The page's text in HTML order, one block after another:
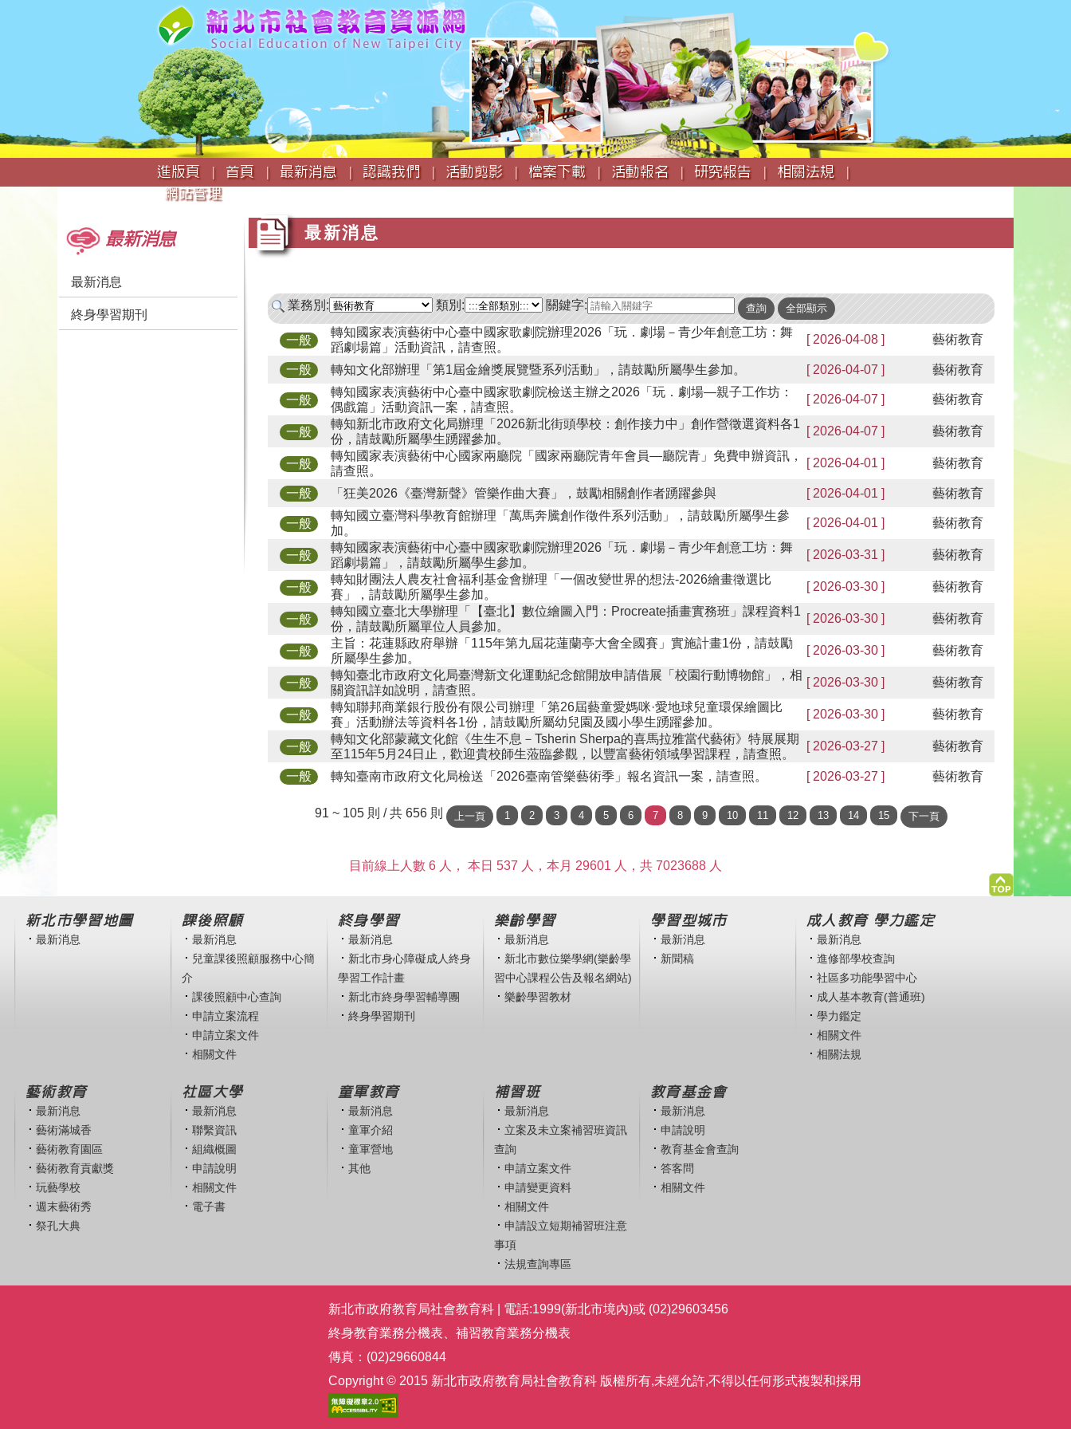
跳
到
主
要
內
容
:::
進版頁 |
首頁 | 最新消息 | 認識我們 | 活動剪影 | 檔案下載 | 活動報名 | 研究報告 |
相關法規 |
網站管理
最新消息
最新消息
終身學習期刊
最新消息
業務別: 類別: 關鍵字:
一般
轉知國家表演藝術中心臺中國家歌劇院辦理2026「玩．劇場－青少年創意工坊：舞
蹈劇場篇」活動資訊，請查照。
[ 2026-04-08 ] 藝術教育
一般 轉知文化部辦理「第1屆金繪獎展覽暨系列活動」，請鼓勵所屬學生參加。 [ 2026-04-07 ] 藝術教育
一般
轉知國家表演藝術中心臺中國家歌劇院檢送主辦之2026「玩．劇場—親子工作坊：
偶戲篇」活動資訊一案，請查照。
[ 2026-04-07 ] 藝術教育
一般
轉知新北市政府文化局辦理「2026新北街頭學校：創作接力中」創作營徵選資料各1
份，請鼓勵所屬學生踴躍參加。
[ 2026-04-07 ] 藝術教育
一般
轉知國家表演藝術中心國家兩廳院「國家兩廳院青年會員—廳院青」免費申辦資訊，
請查照。
[ 2026-04-01 ] 藝術教育
一般 「狂美2026《臺灣新聲》管樂作曲大賽」，鼓勵相關創作者踴躍參與 [ 2026-04-01 ] 藝術教育
一般
轉知國立臺灣科學教育館辦理「萬馬奔騰創作徵件系列活動」，請鼓勵所屬學生參
加。
[ 2026-04-01 ] 藝術教育
一般
轉知國家表演藝術中心臺中國家歌劇院辦理2026「玩．劇場－青少年創意工坊：舞
蹈劇場篇」，請鼓勵所屬學生參加。
[ 2026-03-31 ] 藝術教育
一般
轉知財團法人農友社會福利基金會辦理「一個改變世界的想法-2026繪畫徵選比
賽」，請鼓勵所屬學生參加。
[ 2026-03-30 ] 藝術教育
一般
轉知國立臺北大學辦理「【臺北】數位繪圖入門：Procreate插畫實務班」課程資料1
份，請鼓勵所屬單位人員參加。
[ 2026-03-30 ] 藝術教育
一般
主旨：花蓮縣政府舉辦「115年第九屆花蓮蘭亭大會全國賽」實施計畫1份，請鼓勵
所屬學生參加。
[ 2026-03-30 ] 藝術教育
一般
轉知臺北市政府文化局臺灣新文化運動紀念館開放申請借展「校園行動博物館」，相
關資訊詳如說明，請查照。
[ 2026-03-30 ] 藝術教育
一般
轉知聯邦商業銀行股份有限公司辦理「第26屆藝童愛媽咪·愛地球兒童環保繪圖比
賽」活動辦法等資料各1份，請鼓勵所屬幼兒園及國小學生踴躍參加。
[ 2026-03-30 ] 藝術教育
一般
轉知文化部蒙藏文化館《生生不息－Tsherin Sherpa的喜馬拉雅當代藝術》特展展期
至115年5月24日止，歡迎貴校師生蒞臨參觀，以豐富藝術領域學習課程，請查照。
[ 2026-03-27 ] 藝術教育
一般 轉知臺南市政府文化局檢送「2026臺南管樂藝術季」報名資訊一案，請查照。 [ 2026-03-27 ] 藝術教育
91 ~ 105 則 / 共 656 則
目前線上人數 6 人， 本日 537 人，本月 29601 人，共 7023688 人
新北市學習地圖
最新消息
課後照顧
最新消息
兒童課後照顧服務中心簡
介
課後照顧中心查詢
申請立案流程
申請立案文件
相關文件
終身學習
最新消息
新北市身心障礙成人終身
學習工作計畫
新北市終身學習輔導團
終身學習期刊
樂齡學習
最新消息
新北市數位樂學網(樂齡學
習中心課程公告及報名網站)
樂齡學習教材
學習型城市
最新消息
新聞稿
成人教育 學力鑑定
最新消息
進修部學校查詢
社區多功能學習中心
成人基本教育(普通班)
學力鑑定
相關文件
相關法規
藝術教育
最新消息
藝術滿城香
藝術教育園區
藝術教育貢獻獎
玩藝學校
週末藝術秀
祭孔大典
社區大學
最新消息
聯繫資訊
組織概圖
申請說明
相關文件
電子書
童軍教育
最新消息
童軍介紹
童軍營地
其他
補習班
最新消息
立案及未立案補習班資訊
查詢
申請立案文件
申請變更資料
相關文件
申請設立短期補習班注意
事項
法規查詢專區
教育基金會
最新消息
申請說明
教育基金會查詢
答客問
相關文件
新北市政府教育局社會教育科 | 電話:1999(新北市境內)或 (02)29603456
終身教育業務分機表
補習教育業務分機表
傳真：(02)29660844
Copyright © 2015 新北市政府教育局社會教育科 版權所有,未經允許,不得以任何形式複製和採用